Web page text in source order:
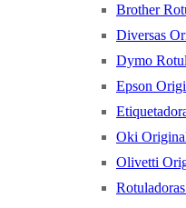
Brother
Diversas
Dymo
Epson
Oki
Olivetti